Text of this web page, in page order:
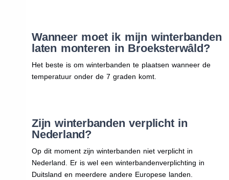
Wanneer moet ik mijn winterbanden
laten monteren in Broeksterwâld?
Het beste is om winterbanden te plaatsen wanneer de
temperatuur onder de 7 graden komt.
Zijn winterbanden verplicht in
Nederland?
Op dit moment zijn winterbanden niet verplicht in
Nederland. Er is wel een winterbandenverplichting in
Duitsland en meerdere andere Europese landen.